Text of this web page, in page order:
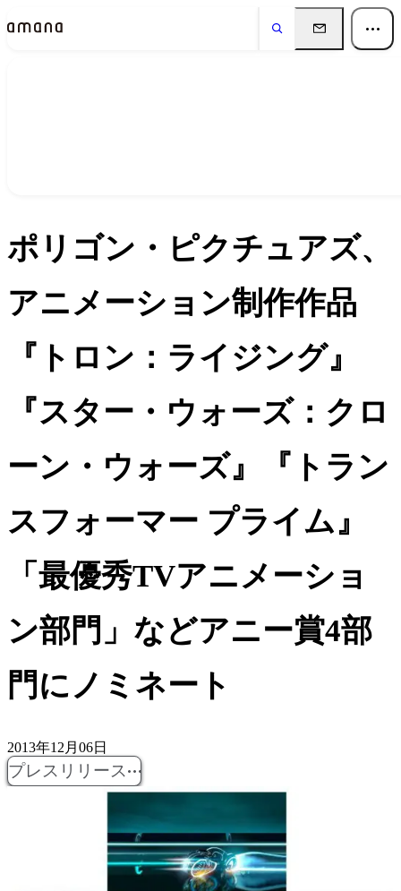
ポリゴン・ピクチュアズ、
アニメーション制作作品
『トロン：ライジング』
『スター・ウォーズ：クロ
ーン・ウォーズ』『トラン
スフォーマー プライム』
「最優秀TVアニメーショ
ン部門」などアニー賞4部
門にノミネート
2013年12月06日
プレスリリース